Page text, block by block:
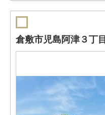
倉敷市児島阿津３丁目